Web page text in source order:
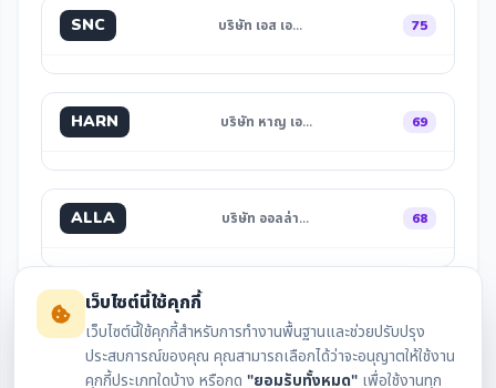
SNC บริษัท เอส เอ… 75
HARN บริษัท หาญ เอ… 69
ALLA บริษัท ออลล่า… 68
สรุปงบล่าสุด กราฟราคา
เว็บไซต์นี้ใช้คุกกี้
เว็บไซต์นี้ใช้คุกกี้สำหรับการทำงานพื้นฐานและช่วยปรับปรุง
ประสบการณ์ของคุณ คุณสามารถเลือกได้ว่าจะอนุญาตให้ใช้งาน
คุกกี้ประเภทใดบ้าง หรือกด "ยอมรับทั้งหมด" เพื่อใช้งานทุก